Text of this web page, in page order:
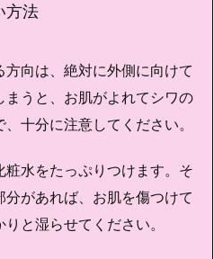
方法
向は、絶対に外側に向けて
まうと、お肌がよれてシワの
十分に注意してください。
水をたっぷりつけます。そ
があれば、お肌を傷つけて
と湿らせてください。